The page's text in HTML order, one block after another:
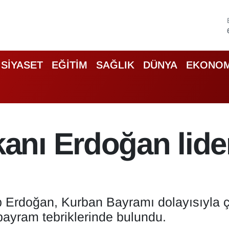
SİYASET EĞİTİM SAĞLIK DÜNYA
Erdoğan
Kurban Bayramı
tebriklerinde bulundu.